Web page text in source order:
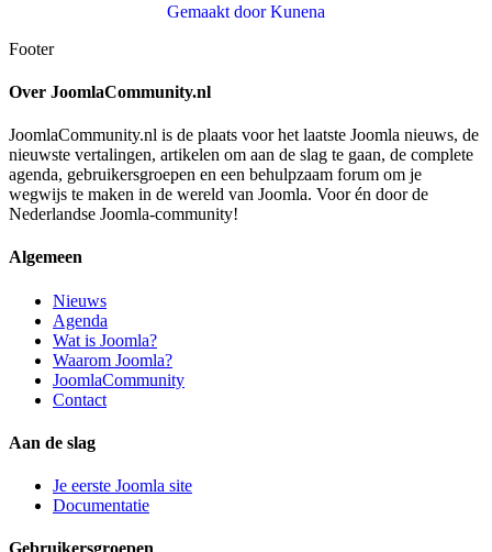
Gemaakt doorKunena
Footer
Over JoomlaCommunity.nl
JoomlaCommunity.nl is de plaats voor het laatste Joomla nieuws, de
nieuwste vertalingen, artikelen om aan de slag te gaan, de complete
agenda, gebruikersgroepen en een behulpzaam forum om je
wegwijs te maken in de wereld van Joomla. Voor én door de
Nederlandse Joomla-community!
Algemeen
Nieuws
Agenda
Wat is Joomla?
Waarom Joomla?
JoomlaCommunity
Contact
Aan de slag
Je eerste Joomla site
Documentatie